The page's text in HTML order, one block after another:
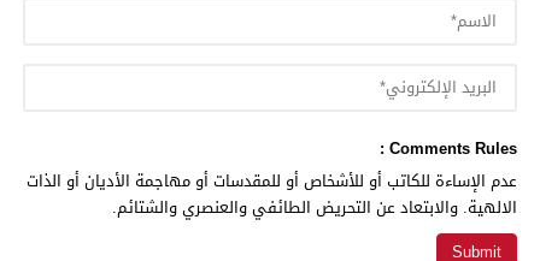
Comments Rules :
عدم الإساءة للكاتب أو للأشخاص أو للمقدسات أو مهاجمة الأديان أو الذات
الالهية. والابتعاد عن التحريض الطائفي والعنصري والشتائم.